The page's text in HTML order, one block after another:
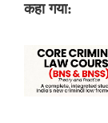
कहा गया: